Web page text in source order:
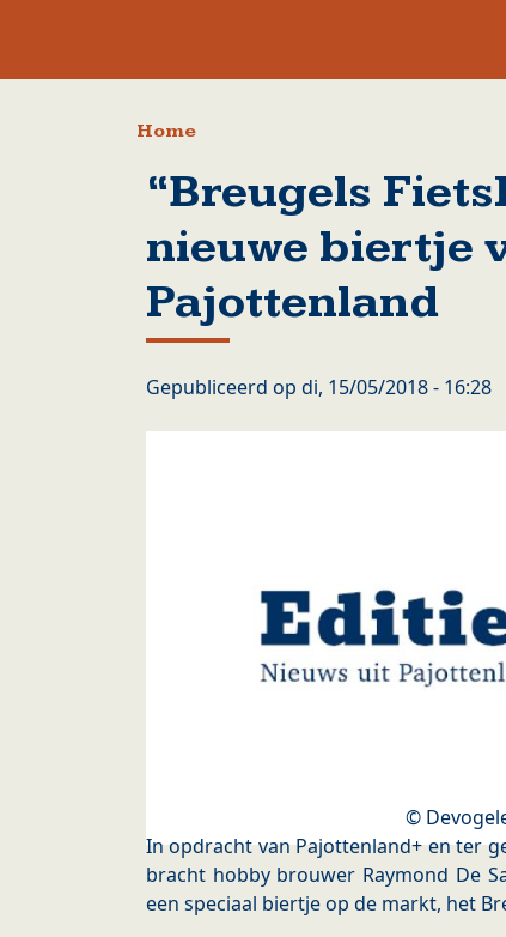
Kruimelpad
Home
“Breugels
nieuwe biertje
Pajottenland
Gepubliceerd op di, 15/05/2018 - 16:28
©
In opdracht van Pajottenland+ en ter
bracht hobby brouwer Raymond De
een speciaal biertje op de markt, het